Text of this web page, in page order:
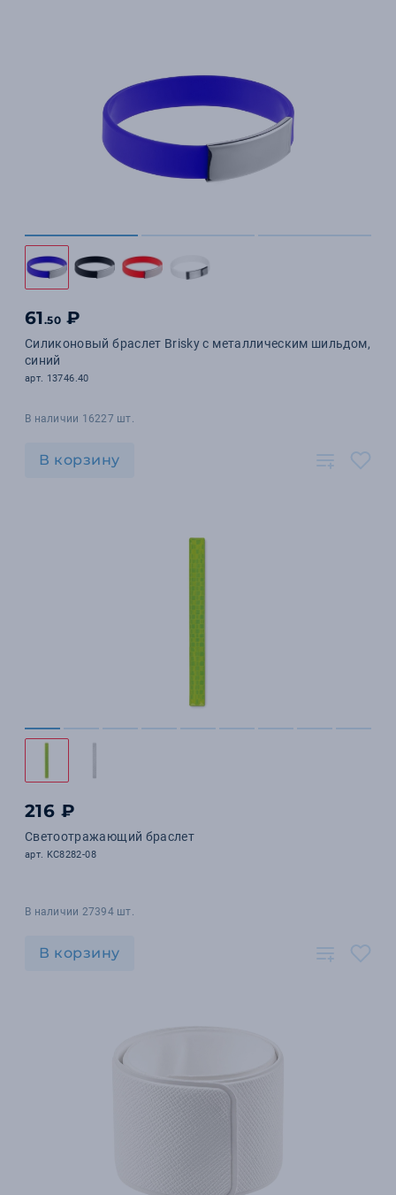
61.50 ₽
Силиконовый браслет Brisky с металлическим шильдом,
синий
арт. 13746.40
В наличии 16227 шт.
В корзину
216 ₽
Светоотражающий браслет
арт. KC8282-08
В наличии 27394 шт.
В корзину